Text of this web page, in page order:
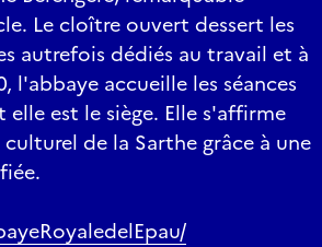
Le cloître ouvert dessert les
autrefois dédiés au travail et à
l'abbaye accueille les séances
est le siège. Elle s'affirme
de la Sarthe grâce à une